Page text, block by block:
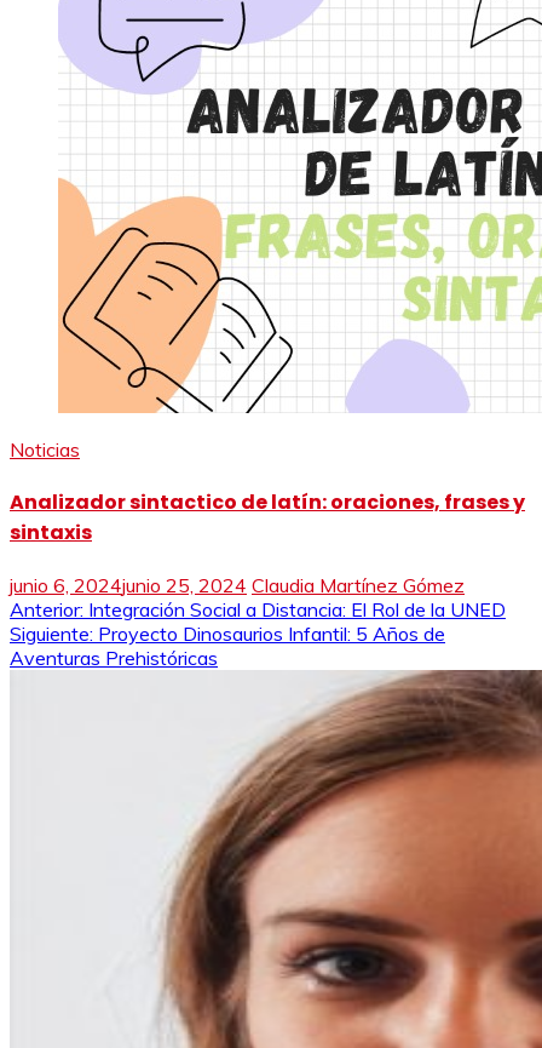
Noticias
Analizador sintactico de latín: oraciones, frases y
sintaxis
junio 6, 2024junio 25, 2024 Claudia Martínez Gómez
Navegación
de
Anterior: Integración Social a Distancia: El Rol de la UNED
Siguiente: Proyecto Dinosaurios Infantil: 5 Años de
Aventuras Prehistóricas